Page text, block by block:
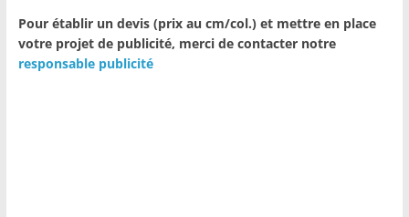
Pour établir un devis (prix au cm/col.) et mettre en place
votre projet de publicité, merci de contacter notre
responsable publicité